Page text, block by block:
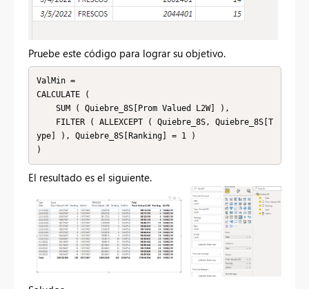
Pruebe este código para lograr su objetivo.
ValMin =
CALCULATE (
ype] ), Quiebre_8S[Ranking] = 1 )
)
El resultado es el siguiente.